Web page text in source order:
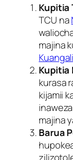
Kupitia
TCU na
majina
Kupitia
kurasa
kijamii
majina
Barua